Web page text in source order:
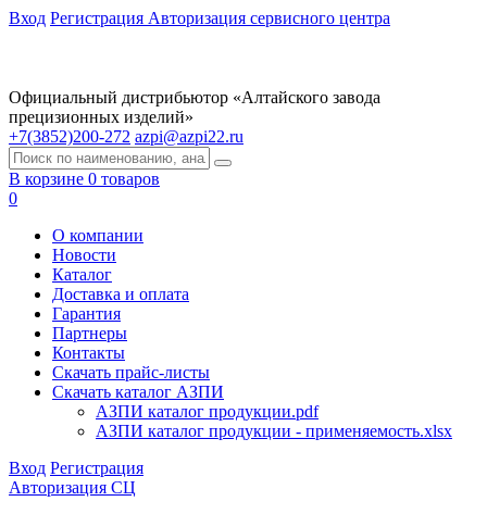
Вход Регистрация Авторизация сервисного центра
Официальный дистрибьютор «Алтайского завода
прецизионных изделий»
+7(3852)200-272 azpi@azpi22.ru
В корзине 0 товаров
0
О компании
Новости
Каталог
Доставка и оплата
Гарантия
Партнеры
Контакты
Скачать прайс-листы
Скачать каталог АЗПИ
АЗПИ каталог продукции.pdf
АЗПИ каталог продукции - применяемость.xlsx
Вход Регистрация
Авторизация СЦ